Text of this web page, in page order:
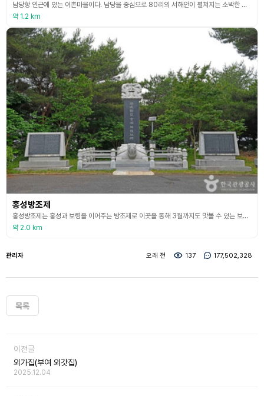
남당항 인근에 있는 어촌마을이다. 남당을 중심으로 80리의 서해안이 펼쳐지는 소박한 어촌마을이다. 천수만 방조제가 생겨나 드라이브 여행이 보편화되면서 맛집이 늘어나 관광어촌으로 변모하고 있다. 봄이면 주꾸미, 가을엔 대하, 겨울은 새조개 등 계절별로 다양한 어장이 형성되고 있으며, 특히 남당항의 명물인 대하는 고단백질 스테미너 식품으로 매년 10월 대하 축제 기간에는 전국에서 미식가들이 모여들어 장사진을 이룬다. 서해랑길 63코스에 속하는 이곳은 천북굴
약 1.2 km
홍성방조제
홍성방조제는 홍성과 보령을 이어주는 방조제로 이곳을 통해 3월까지도 맛볼 수 있는 보령 천북의 굴을 먹기 위해 건너가기도 하는 곳이다. 홍성군 홍성방조제에는 수룡항포구가 있고 홍성·보령 방조제 준공 기념탑이 있다. 준공 기념탑 주차장에 차를 세우고 주변을 둘러보면 서쪽 바다에는 안면도가 수평선 위에 거대한 섬처럼 떠 있다. 또한, 준공탑 안쪽으로 걸어 들어가 전망대에서 바라보면 홍성방조제와 죽도, 남당항 등 서해의 전경이 한눈에 들어온다. 준공탑옆에 있
약 2.0 km
관리자 오래 전 137 177,502,328
목록
이전글
외가집(부여 외갓집)
2025.12.04